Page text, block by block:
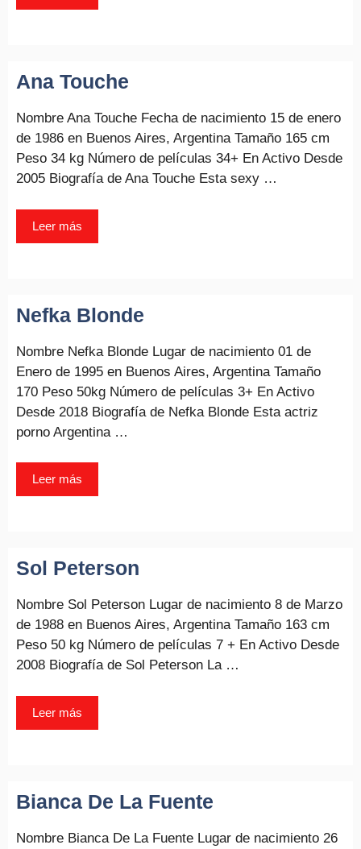
Ana Touche
Nombre Ana Touche Fecha de nacimiento 15 de enero
de 1986 en Buenos Aires, Argentina Tamaño 165 cm
Peso 34 kg Número de películas 34+ En Activo Desde
2005 Biografía de Ana Touche Esta sexy …
Leer más
Nefka Blonde
Nombre Nefka Blonde Lugar de nacimiento 01 de
Enero de 1995 en Buenos Aires, Argentina Tamaño
170 Peso 50kg Número de películas 3+ En Activo
Desde 2018 Biografía de Nefka Blonde Esta actriz
porno Argentina …
Leer más
Sol Peterson
Nombre Sol Peterson Lugar de nacimiento 8 de Marzo
de 1988 en Buenos Aires, Argentina Tamaño 163 cm
Peso 50 kg Número de películas 7 + En Activo Desde
2008 Biografía de Sol Peterson La …
Leer más
Bianca De La Fuente
Nombre Bianca De La Fuente Lugar de nacimiento 26